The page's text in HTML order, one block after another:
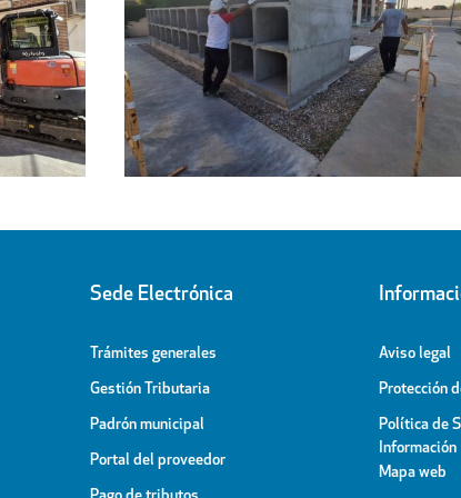
Regresa a sus hogares el centenar
de personas acogidas en el
Pabellón Cubierto
Sede Electrónica
Trámites generales
Gestión Tributaria
Padrón municipal
Portal del proveedor
Aviso legal
Protección
Política de
Información
Mapa web